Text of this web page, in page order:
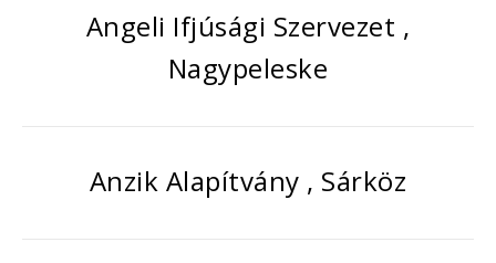
Angeli Ifjúsági Szervezet ,
Nagypeleske
Anzik Alapítvány , Sárköz